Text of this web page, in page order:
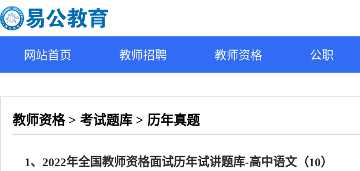
网站首页 教师招聘 教师资格 公职
教师资格 > 考试题库 > 历年真题
1、2022年全国教师资格面试历年试讲题库-高中语文（10）